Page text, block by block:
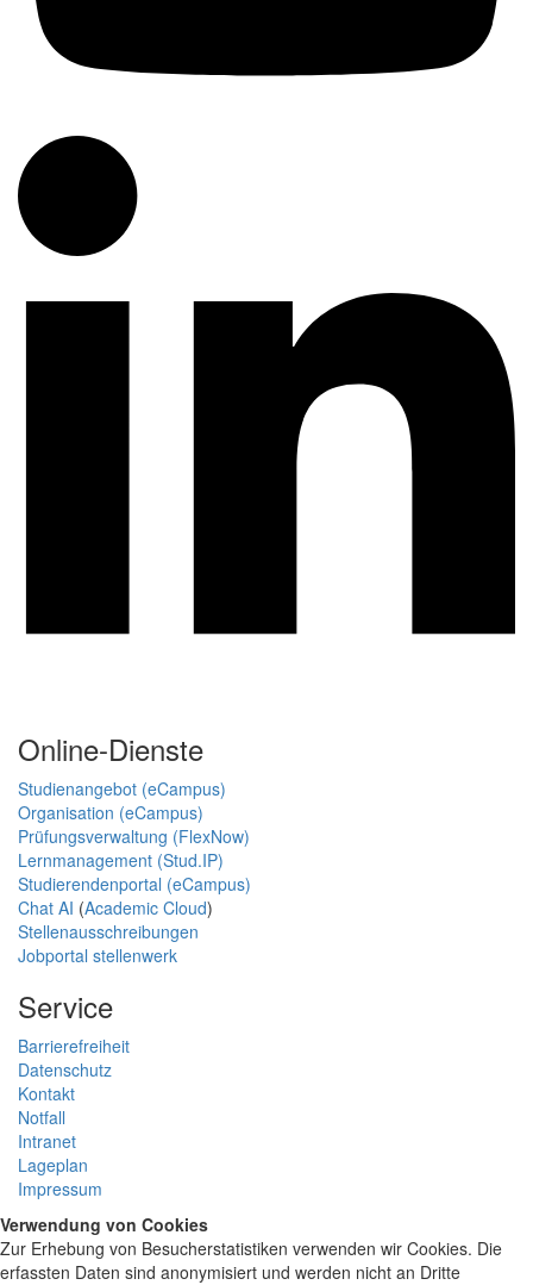
Online-Dienste
Studienangebot (eCampus)
Organisation (eCampus)
Prüfungsverwaltung (FlexNow)
Lernmanagement (Stud.IP)
Studierendenportal (eCampus)
Chat AI (Academic Cloud)
Stellenausschreibungen
Jobportal stellenwerk
Service
Barrierefreiheit
Datenschutz
Kontakt
Notfall
Intranet
Lageplan
Impressum
Verwendung von Cookies
Zur Erhebung von Besucherstatistiken verwenden wir Cookies. Die
erfassten Daten sind anonymisiert und werden nicht an Dritte